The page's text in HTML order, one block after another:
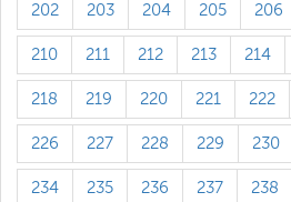
202 203 204 205 206
210 211 212 213 214
218 219 220 221 222
226 227 228 229 230
234 235 236 237 238